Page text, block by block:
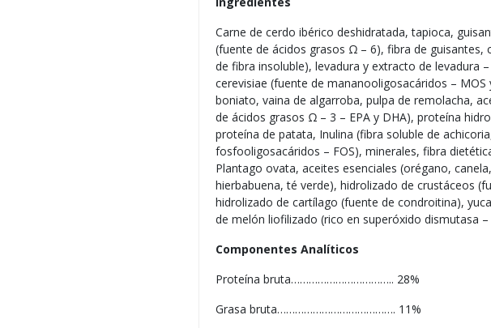
Carne de cerdo ibérico deshidratada, tapioca,
(fuente de ácidos grasos Ω – 6), fibra de guisantes,
de fibra insoluble), levadura y extracto de levadura
cerevisiae (fuente de mananooligosacáridos – MOS
boniato, vaina de algarroba, pulpa de remolacha,
de ácidos grasos Ω – 3 – EPA y DHA), proteína
proteína de patata, Inulina (fibra soluble de
fosfooligosacáridos – FOS), minerales, fibra
Plantago ovata, aceites esenciales (orégano,
hierbabuena, té verde), hidrolizado de crustáceos
hidrolizado de cartílago (fuente de condroitina),
de melón liofilizado (rico en superóxido dismutasa –
Componentes Analíticos
Proteína bruta…………………………….. 28%
Grasa bruta…………………………………. 11%